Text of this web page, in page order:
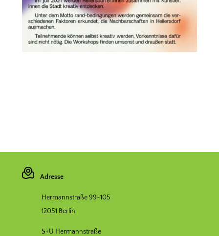
Adresse
Hermannstraße 99-105
12051 Berlin
S+U Hermannstraße